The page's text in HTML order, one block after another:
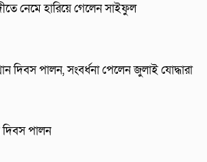
নেমে হারিয়ে গেলেন সাইফুল
দিবস পালন, সংবর্ধনা পেলেন জুলাই যোদ্ধারা
দিবস পালন